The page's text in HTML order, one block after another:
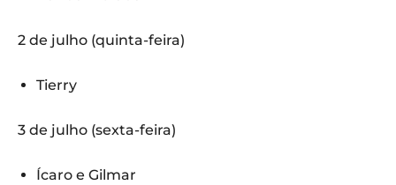
2 de julho (quinta-feira)
Tierry
3 de julho (sexta-feira)
Ícaro e Gilmar